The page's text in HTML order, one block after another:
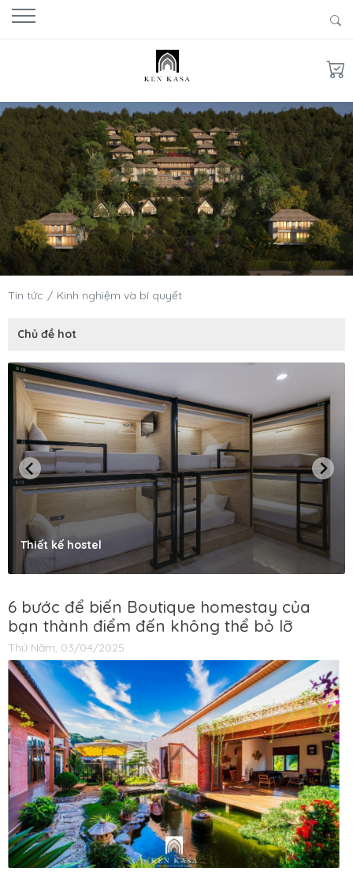
Tin tức Kinh nghiệm và bí quyết
Chủ đề hot
Thiết kế hostel
6 bước để biến Boutique homestay của
bạn thành điểm đến không thể bỏ lỡ
Thứ Năm, 03/04/2025